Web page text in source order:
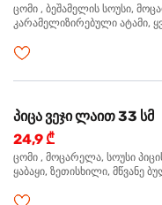
ცომი , ბეშამელის სოუსი, მოცარელა,
კარამელიზირებული ატამი,
პიცა ვეჯი ლაით 33 სმ
24,9 ₾
ცომი , მოცარელა, სოუსი პიცის, პომიდორი ,
ყაბაყი, ზეთისხილი, მწვანე